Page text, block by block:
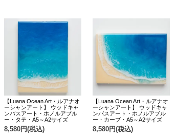
【Luana Ocean Art・ルアナオ
ーシャンアート】 ウッドキャ
ンバスアート・ホノルアブル
ー・タテ・A5～A2サイズ
8,580円(税込)
【Luana Ocean Art・ルアナオ
ーシャンアート】 ウッドキャ
ンバスアート・ホノルアブル
ー・カーブ・A5～A2サイズ
8,580円(税込)